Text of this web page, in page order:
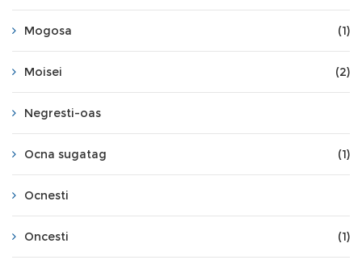
Mogosa (1)
Moisei (2)
Negresti-oas
Ocna sugatag (1)
Ocnesti
Oncesti (1)